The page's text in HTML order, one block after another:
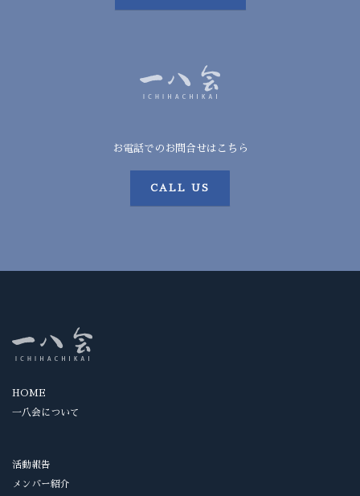
お電話でのお問合せはこちら
CALL US
HOME
一八会について
活動報告
メンバー紹介